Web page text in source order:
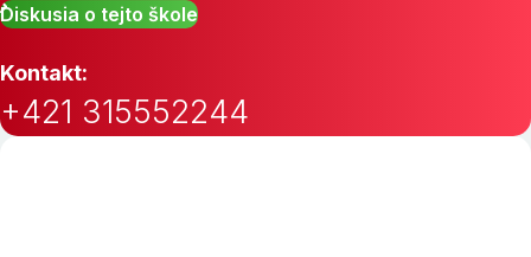
Diskusia o tejto škole
Kontakt:
+421 315552244